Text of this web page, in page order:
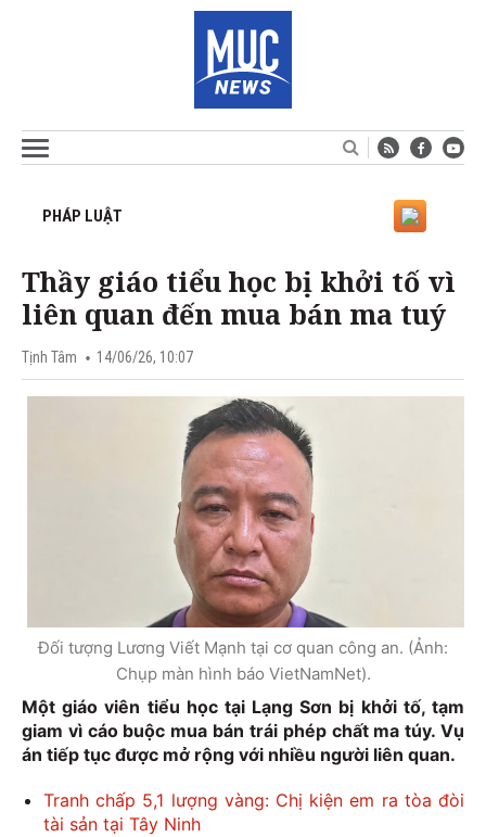
PHÁP LUẬT
Thầy giáo tiểu học bị khởi tố vì
liên quan đến mua bán ma tuý
Tịnh Tâm 14/06/26, 10:07
Đối tượng Lương Viết Mạnh tại cơ quan công an. (Ảnh:
Chụp màn hình báo VietNamNet).
Một giáo viên tiểu học tại Lạng Sơn bị khởi tố, tạm
giam vì cáo buộc mua bán trái phép chất ma túy. Vụ
án tiếp tục được mở rộng với nhiều người liên quan.
Tranh chấp 5,1 lượng vàng: Chị kiện em ra tòa đòi
tài sản tại Tây Ninh